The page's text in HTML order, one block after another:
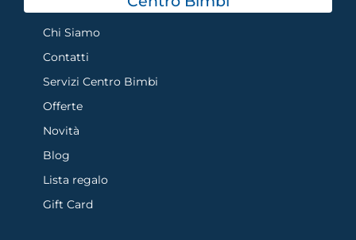
Chi Siamo
Contatti
Servizi Centro Bimbi
Offerte
Novità
Blog
Lista regalo
Gift Card